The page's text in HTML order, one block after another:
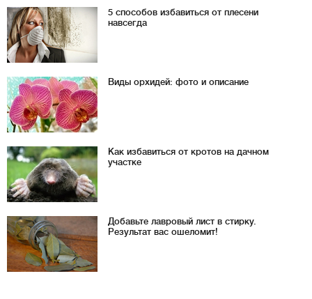
5 способов избавиться от плесени
навсегда
Виды орхидей: фото и описание
Как избавиться от кротов на дачном
участке
Добавьте лавровый лист в стирку.
Результат вас ошеломит!